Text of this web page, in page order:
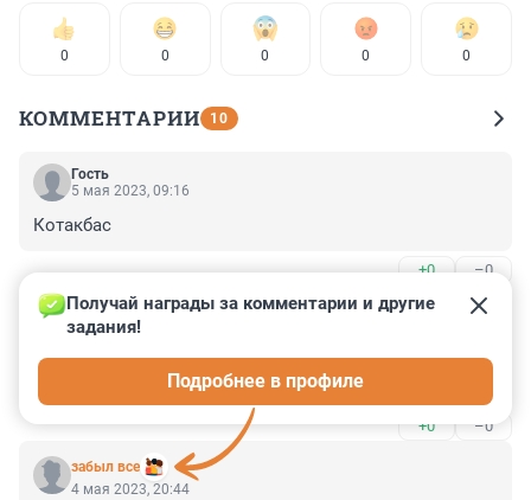
0 0 0 0 0
КОММЕНТАРИИ 10
Гость
5 мая 2023, 09:16
Котакбас
+0 –0
Гость
5 мая 2023, 02:34
Через несколько лет в честь него улицу назовут.
+0 –0
забыл все
Получай награды за комментарии и другие
задания!
Подробнее в профиле
4 мая 2023, 20:44